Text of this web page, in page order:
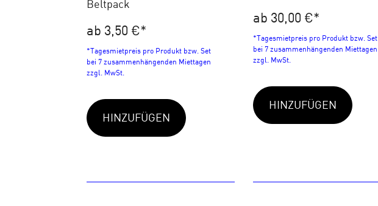
Beltpack
ab 3,50 €*
*Tagesmietpreis pro Produkt bzw. Set
bei 7 zusammenhängenden Miettagen
zzgl. MwSt.
HINZUFÜGEN
ab 30,00 €*
*Tagesmietpreis pro Produkt bzw. Set
bei 7 zusammenhängenden Miettagen
zzgl. MwSt.
HINZUFÜGEN